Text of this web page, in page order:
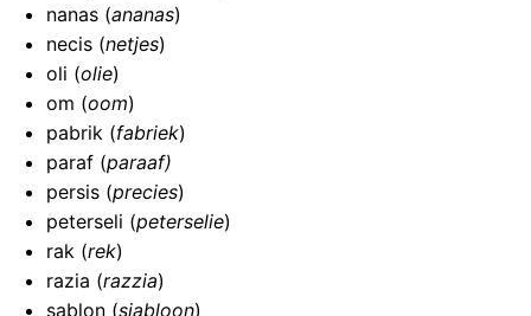
nanas (ananas)
necis (netjes)
oli (olie)
om (oom)
pabrik (fabriek)
paraf (paraaf)
persis (precies)
peterseli (peterselie)
rak (rek)
razia (razzia)
sablon (sjabloon)